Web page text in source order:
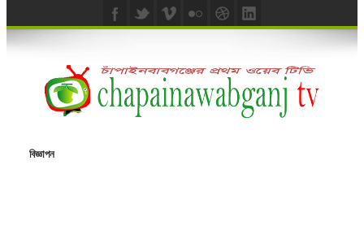
বিজ্ঞাপন